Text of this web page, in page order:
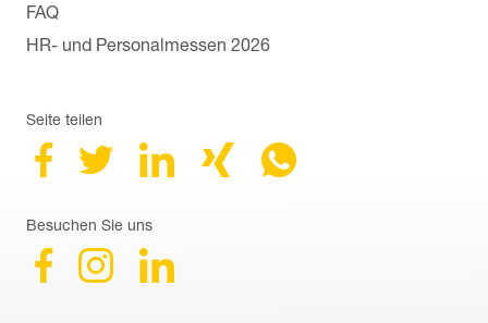
FAQ
HR- und Personalmessen 2026
Seite teilen
Besuchen Sie uns